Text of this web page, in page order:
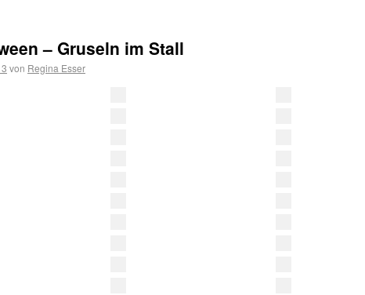
– Gruseln im Stall
von Regina Esser